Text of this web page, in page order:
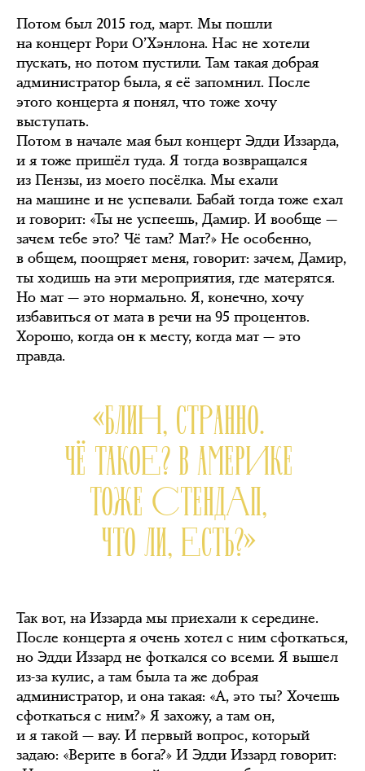
Потом был 2015 год, март. Мы пошли
на концерт Рори О’Хэнлона. Нас не хотели
пускать, но потом пустили. Там такая добрая
администратор была, я её запомнил. После
этого концерта я понял, что тоже хочу
выступать.
Потом в начале мая был концерт Эдди Иззарда,
и я тоже пришёл туда. Я тогда возвращался
из Пензы, из моего посёлка. Мы ехали
на машине и не успевали. Бабай тогда тоже ехал
и говорит: «Ты не успеешь, Дамир. И вообще —
зачем тебе это? Чё там? Мат?» Не особенно,
в общем, поощряет меня, говорит: зачем, Дамир,
ты ходишь на эти мероприятия, где матерятся.
Но мат — это нормально. Я, конечно, хочу
избавиться от мата в речи на 95 процентов.
Хорошо, когда он к месту, когда мат — это
правда.
«БЛИН, СТРАННО.
ЧЁ ТАКОЕ? В АМЕРИКЕ
ТОЖЕ СТЕНДАП,
ЧТО ЛИ, ЕСТЬ?»
Так вот, на Иззарда мы приехали к середине.
После концерта я очень хотел с ним сфоткаться,
но Эдди Иззард не фоткался со всеми. Я вышел
из-за кулис, а там была та же добрая
администратор, и она такая: «А, это ты? Хочешь
сфоткаться с ним?» Я захожу, а там он,
и я такой — вау. И первый вопрос, который
задаю: «Верите в бога?» И Эдди Иззард говорит: